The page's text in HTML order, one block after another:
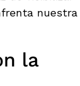
nuestra
la